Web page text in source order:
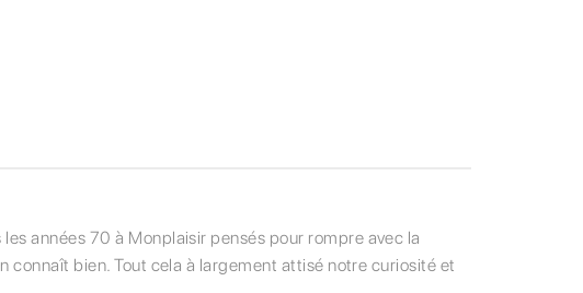
années 70 à Monplaisir pensés pour rompre avec la
bien. Tout cela à largement attisé notre curiosité et